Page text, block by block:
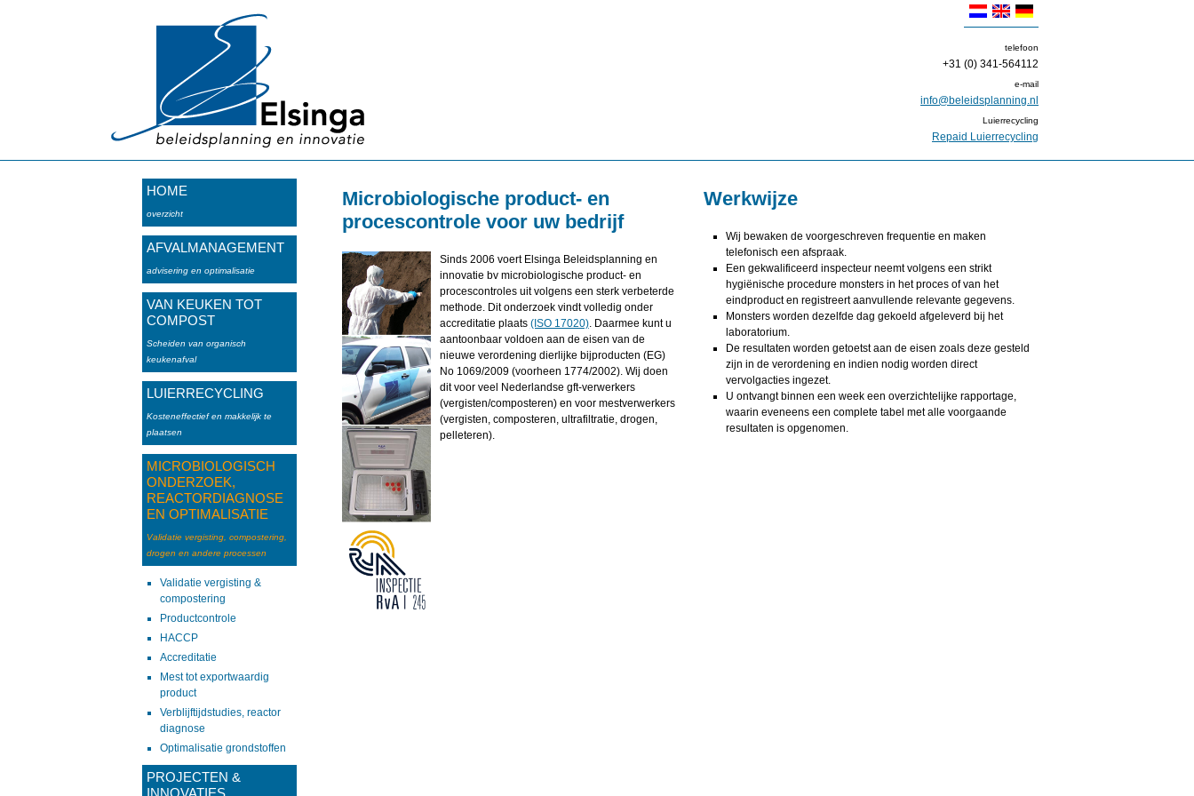
telefoon
+31 (0) 341-564112
e-mail
info@beleidsplanning.nl
Luierrecycling
Repaid Luierrecycling
HOME
overzicht
AFVALMANAGEMENT
advisering en optimalisatie
VAN KEUKEN TOT
COMPOST
Scheiden van organisch
keukenafval
LUIERRECYCLING
Kosteneffectief en makkelijk te
plaatsen
MICROBIOLOGISCH
ONDERZOEK,
REACTORDIAGNOSE
EN OPTIMALISATIE
Validatie vergisting, compostering,
drogen en andere processen
Validatie vergisting &
compostering
Productcontrole
HACCP
Accreditatie
Mest tot exportwaardig
product
Verblijftijdstudies, reactor
diagnose
Optimalisatie grondstoffen
PROJECTEN &
INNOVATIES
Microbiologische product- en
procescontrole voor uw bedrijf
Sinds 2006 voert Elsinga Beleidsplanning en
innovatie bv microbiologische product- en
procescontroles uit volgens een sterk verbeterde
methode. Dit onderzoek vindt volledig onder
accreditatie plaats (ISO 17020). Daarmee kunt u
aantoonbaar voldoen aan de eisen van de
nieuwe verordening dierlijke bijproducten (EG)
No 1069/2009 (voorheen 1774/2002). Wij doen
dit voor veel Nederlandse gft-verwerkers
(vergisten/composteren) en voor mestverwerkers
(vergisten, composteren, ultrafiltratie, drogen,
pelleteren).
Werkwijze
Wij bewaken de voorgeschreven frequentie en maken
telefonisch een afspraak.
Een gekwalificeerd inspecteur neemt volgens een strikt
hygiënische procedure monsters in het proces of van het
eindproduct en registreert aanvullende relevante gegevens.
Monsters worden dezelfde dag gekoeld afgeleverd bij het
laboratorium.
De resultaten worden getoetst aan de eisen zoals deze gesteld
zijn in de verordening en indien nodig worden direct
vervolgacties ingezet.
U ontvangt binnen een week een overzichtelijke rapportage,
waarin eveneens een complete tabel met alle voorgaande
resultaten is opgenomen.